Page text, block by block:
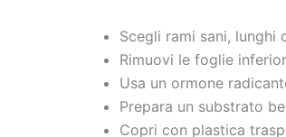
Scegli rami sani, lunghi
Rimuovi le foglie
Usa un ormone
Prepara un substrato
Copri con plastica